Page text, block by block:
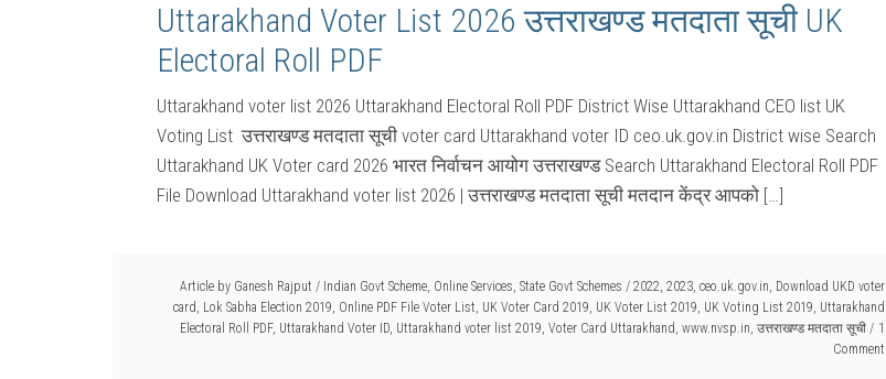
Uttarakhand Voter List 2026 उत्तराखण्ड मतदाता सूची UK
Electoral Roll PDF
Uttarakhand voter list 2026 Uttarakhand Electoral Roll PDF District Wise Uttarakhand CEO list UK
Voting List उत्तराखण्ड मतदाता सूची voter card Uttarakhand voter ID ceo.uk.gov.in District wise Search
Uttarakhand UK Voter card 2026 भारत निर्वाचन आयोग उत्तराखण्ड Search Uttarakhand Electoral Roll PDF
File Download Uttarakhand voter list 2026 | उत्तराखण्ड मतदाता सूची मतदान केंद्र आपको […]
Article by Ganesh Rajput / Indian Govt Scheme, Online Services, State Govt Schemes / 2022, 2023, ceo.uk.gov.in, Download UKD voter
card, Lok Sabha Election 2019, Online PDF File Voter List, UK Voter Card 2019, UK Voter List 2019, UK Voting List 2019, Uttarakhand
Electoral Roll PDF, Uttarakhand Voter ID, Uttarakhand voter list 2019, Voter Card Uttarakhand, www.nvsp.in, उत्तराखण्ड मतदाता सूची
1
Comment